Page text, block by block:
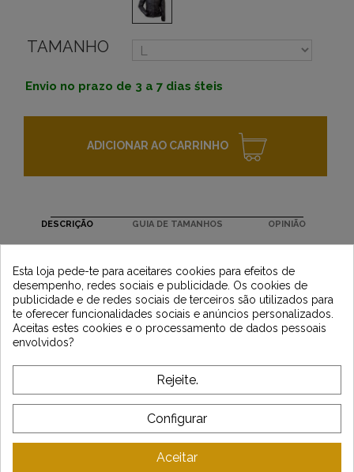
TAMANHO
Envio no prazo de 3 a 7 dias śteis
ADICIONAR AO CARRINHO
DESCRIÇÃO GUIA DE TAMANHOS OPINIÃO
Newsletter
*Dès 99€ d'achat. En vous abonnant à notre newsletter, vous reconnaissez avoir pris
l'acceptez.
SOBRE VINTAGE
ATENDIMENTO AO CLIENTE
Esta loja pede-te para aceitares cookies para efeitos de
desempenho, redes sociais e publicidade. Os cookies de
publicidade e de redes sociais de terceiros são utilizados para
te oferecer funcionalidades sociais e anúncios personalizados.
Aceitas estes cookies e o processamento de dados pessoais
envolvidos?
Rejeite.
Configurar
Aceitar